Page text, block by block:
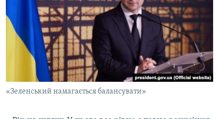
«Зеленський намагається балансувати»